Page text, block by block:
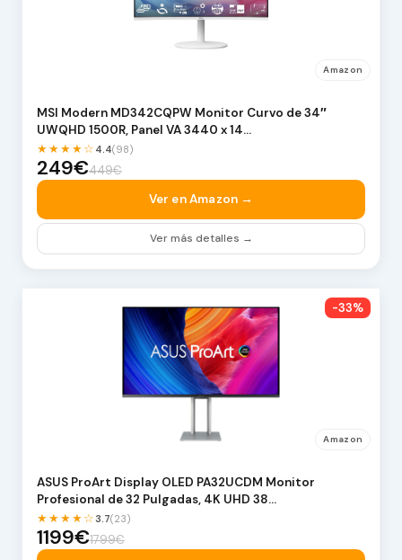
Amazon
MSI Modern MD342CQPW Monitor Curvo de 34″
UWQHD 1500R, Panel VA 3440 x 14…
★★★★☆ 4.4(98)
249€449€
Ver en Amazon →
Ver más detalles →
-33%
Amazon
ASUS ProArt Display OLED PA32UCDM Monitor
Profesional de 32 Pulgadas, 4K UHD 38…
★★★★☆3.7(23)
1199€1799€